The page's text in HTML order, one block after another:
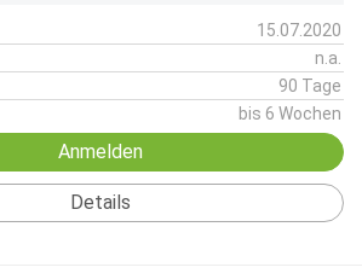
15.07.2020
n.a.
90 Tage
bis 6 Wochen
Anmelden
Details